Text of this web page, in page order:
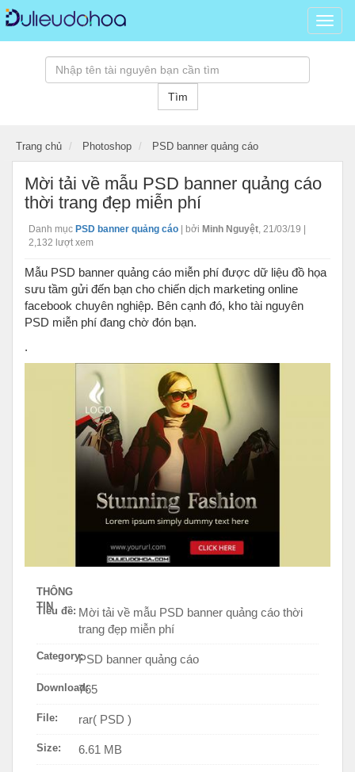
Dữ
liệu
3D
Tìm
Trang chủ Photoshop PSD banner quảng cáo
Mời tải về mẫu PSD banner quảng cáo
thời trang đẹp miễn phí
Danh mục PSD banner quảng cáo bởi Minh Nguyệt, 21/03/19
2,132 lượt xem
Mẫu PSD banner quảng cáo miễn phí được dữ liệu đồ họa
sưu tầm gửi đến bạn cho chiến dịch marketing online
facebook chuyên nghiệp. Bên cạnh đó, kho tài nguyên
PSD miễn phí đang chờ đón bạn.
.
THÔNG
TIN
Tiêu đề: Mời tải về mẫu PSD banner quảng cáo thời
trang đẹp miễn phí
Category:PSD banner quảng cáo
Download:765
File: rar( PSD )
Size: 6.61 MB